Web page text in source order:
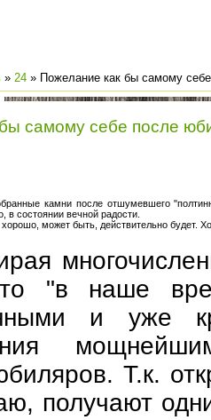
» 24 » Пожелание как бы самому
самому себе после
камни после отшумевшего
в состоянии вечной радости.
может быть, действительно будет.
"в наше
и уже
Т.к.
получают